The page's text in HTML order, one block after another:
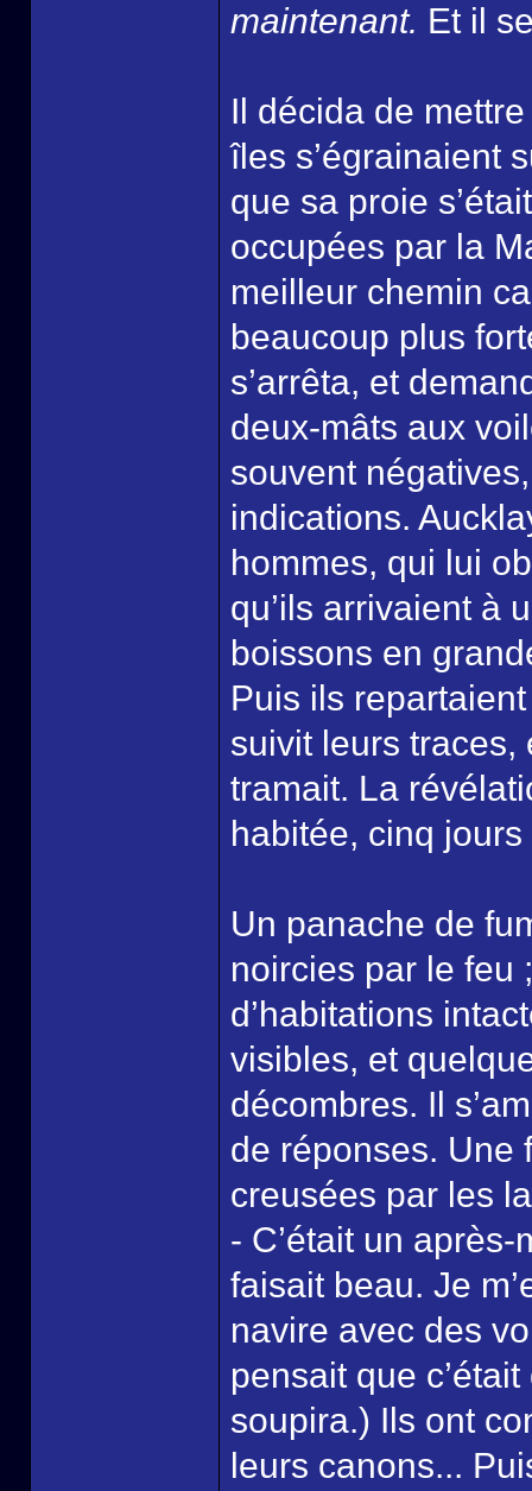
maintenant. Et il
Il décida de
îles s’égrainaient
que sa proie
occupées par la
meilleur chemin
beaucoup plus
s’arrêta, et
deux-mâts aux
souvent
indications.
hommes, qui lui
qu’ils arrivaient à
boissons en
Puis ils
suivit leurs traces,
tramait. La
habitée, cinq
Un panache de
noircies par le feu
d’habitations
visibles, et
décombres. Il
de réponses. Une
creusées par les
- C’était un
faisait beau. Je
navire avec des
pensait que
soupira.) Ils ont
leurs canons...